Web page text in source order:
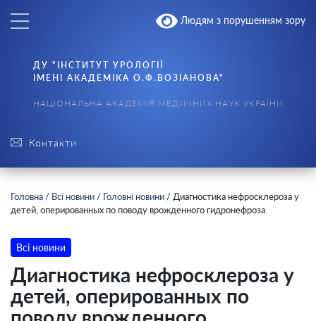
Людям з порушенням зору
Контакти
ДУ "ІНСТИТУТ УРОЛОГІЇ
ІМЕНІ АКАДЕМІКА О.Ф.ВОЗІАНОВА"
НАЦІОНАЛЬНА АКАДЕМІЯ МЕДИЧНИХ НАУК УКРАЇНИ
Головна / Всі новини / Головні новини / Диагностика нефросклероза у
детей, оперированных по поводу врожденного гидронефроза
Всі новини
Диагностика нефросклероза у
детей, оперированных по